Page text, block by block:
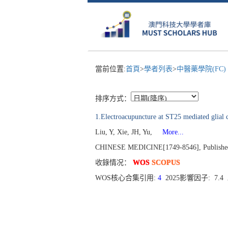
當前位置:首頁>學者列表>中醫藥學院(FC)
排序方式：
1.Electroacupuncture at ST25 mediated glial
Liu, Y, Xie, JH, Yu,
More...
CHINESE MEDICINE[1749-8546],
收錄情况： WOS SCOPUS
WOS核心合集引用: 4 2025影響因子: 7.4